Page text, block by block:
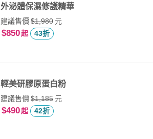
外泌體保濕修護精華
建議售價$1,980元
$850起 43折
輕美研膠原蛋白粉
建議售價$1,185元
$490起 42折